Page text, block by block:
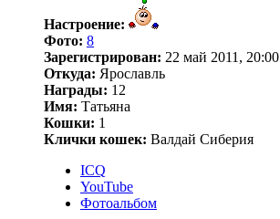
Настроение:
Фото: 8
Зарегистрирован: 22 май 2011, 20:00
Откуда: Ярославль
Награды: 12
Имя: Татьяна
Кошки: 1
Клички кошек: Валдай Сиберия
ICQ
YouTube
Фотоальбом